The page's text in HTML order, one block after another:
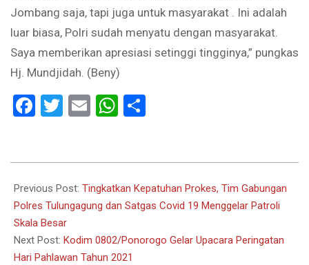
Jombang saja, tapi juga untuk masyarakat . Ini adalah
luar biasa, Polri sudah menyatu dengan masyarakat.
Saya memberikan apresiasi setinggi tingginya,” pungkas
Hj. Mundjidah. (Beny)
Facebook
Twitter
EmailWhatsApp
11-
10
Previous Post: Tingkatkan Kepatuhan Prokes, Tim Gabungan
Polres Tulungagung dan Satgas Covid 19 Menggelar Patroli
Skala Besar
Next Post: Kodim 0802/Ponorogo Gelar Upacara Peringatan
Hari Pahlawan Tahun 2021